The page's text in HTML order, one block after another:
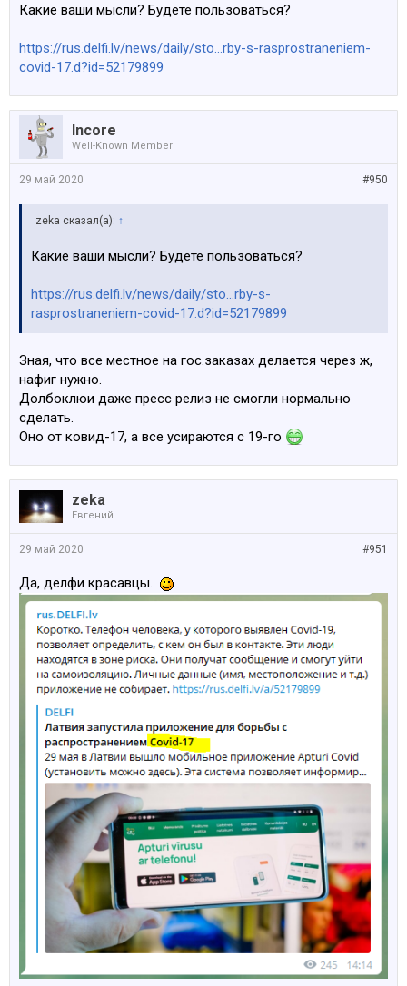
Какие ваши мысли? Будете пользоваться?
https://rus.delfi.lv/news/daily/sto...rby-s-rasprostraneniem-
covid-17.d?id=52179899
Incore
Well-Known Member
#950
29 май 2020
zeka сказал(а): ↑
Какие ваши мысли? Будете пользоваться?
https://rus.delfi.lv/news/daily/sto...rby-s-
rasprostraneniem-covid-17.d?id=52179899
Зная, что все местное на гос.заказах делается через ж,
нафиг нужно.
Долбоклюи даже пресс релиз не смогли нормально
сделать.
Оно от ковид-17, а все усираются с 19-го
zeka
Евгений
#951
29 май 2020
Да, делфи красавцы..